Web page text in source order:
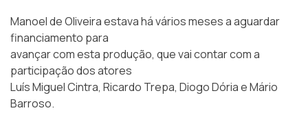
Manoel de Oliveira estava há vários meses a aguardar
financiamento para
avançar com esta produção, que vai contar com a
participação dos atores
Luís Miguel Cintra, Ricardo Trepa, Diogo Dória e Mário
Barroso.